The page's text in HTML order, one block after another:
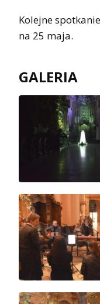
Kolejne
na 25 maja.
GALERIA